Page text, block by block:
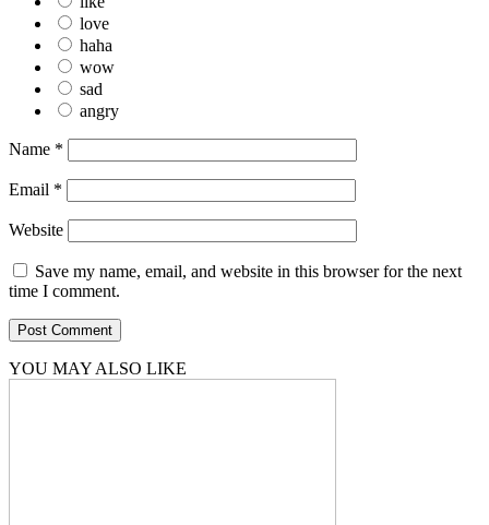
love
haha
wow
sad
angry
Name *
Email *
Website
Save my name, email, and website in this browser for the next
time I comment.
YOU MAY ALSO LIKE